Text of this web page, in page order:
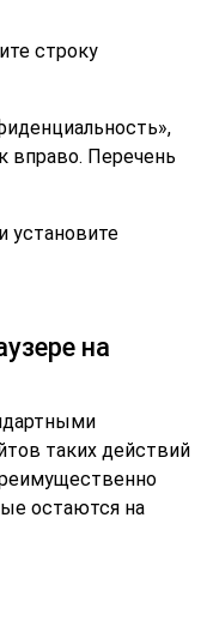
строку
вправо. Перечень
установите
на
таких действий
остаются на